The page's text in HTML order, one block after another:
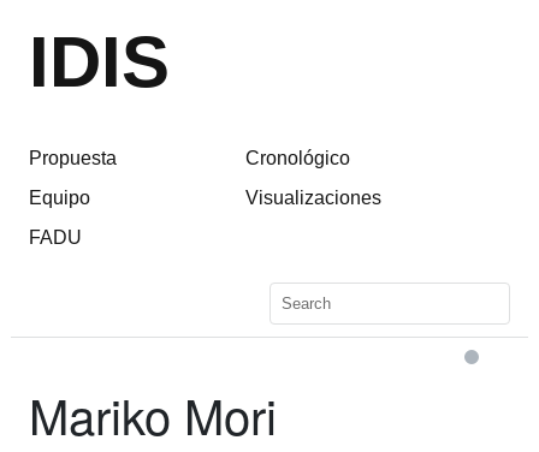
IDIS
Propuesta
Equipo
FADU
Cronológico
Visualizaciones
Mariko Mori